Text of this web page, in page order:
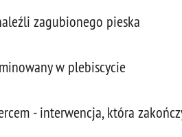
zagubionego pieska
w plebiscycie
- interwencja, która